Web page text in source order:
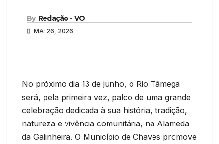
By Redação - VO
MAI 26, 2026
No próximo dia 13 de junho, o Rio Tâmega
será, pela primeira vez, palco de uma grande
celebração dedicada à sua história, tradição,
natureza e vivência comunitária, na Alameda
da Galinheira. O Município de Chaves promove